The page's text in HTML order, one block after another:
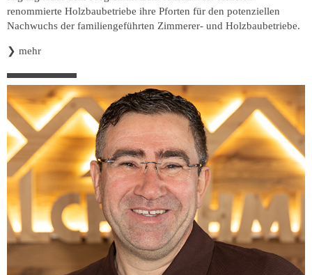
renommierte Holzbaubetriebe ihre Pforten für den potenziellen
Nachwuchs der familiengeführten Zimmerer- und Holzbaubetriebe.
❯ mehr